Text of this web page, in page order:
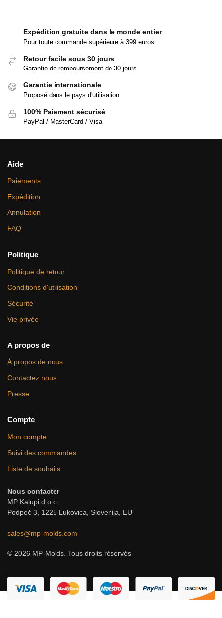
Expédition gratuite dans le monde entier
Pour toute commande supérieure à 399 euros
Retour facile sous 30 jours
Garantie de remboursement de 30 jours
Garantie internationale
Proposé dans le pays d'utilisation
100% Paiement sécurisé
PayPal / MasterCard / Visa
Aide
Paiements
Expédition
Annulation
FAQ
Politique
Politique de retour
Conditions d'utilisation
Sécurité
Vie privée
A propos de
À propos de nous
Contactez nous
Presse
Compte
Mon compte
Suivi des commandes
Liste de souhaits
Nous contacter
MP Kalupi d.o.o.
Podpeč 3, 1225 Lukovica, Slovenija, EU
sales@mp-molds.com
© 2026 MP-Molds. Tous droits réservés